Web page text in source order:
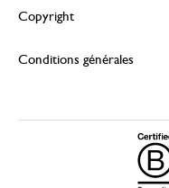
Copyright
Conditions générales